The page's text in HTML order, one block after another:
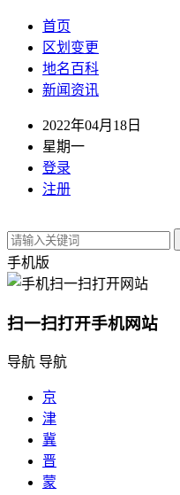
首页
区划变更
地名百科
新闻资讯
2022年04月18日
星期一
登录
注册
手机版
扫一扫打开手机网站
导航 导航
京
津
冀
晋
蒙